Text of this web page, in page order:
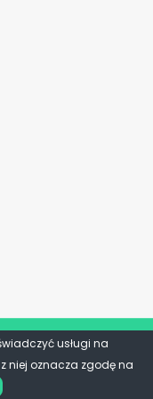
usługi na
niej oznacza zgodę na